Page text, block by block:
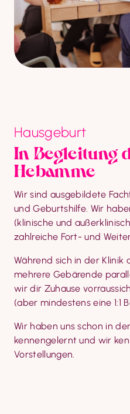
Hausgeburt
In Begleitung
Hebamme
Wir sind ausgebildete
und Geburtshilfe. Wir
(klinische und
zahlreiche Fort- und
Während sich in der Klinik
mehrere Gebärende
wir dir Zuhause
(aber mindestens eine 1:1
Wir haben uns schon in
kennengelernt und wir
Vorstellungen.